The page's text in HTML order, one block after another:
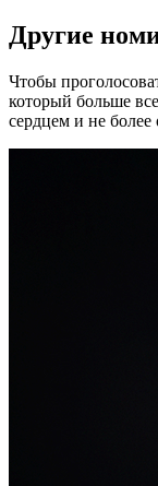
Другие
Чтобы
который больше
сердцем и не более